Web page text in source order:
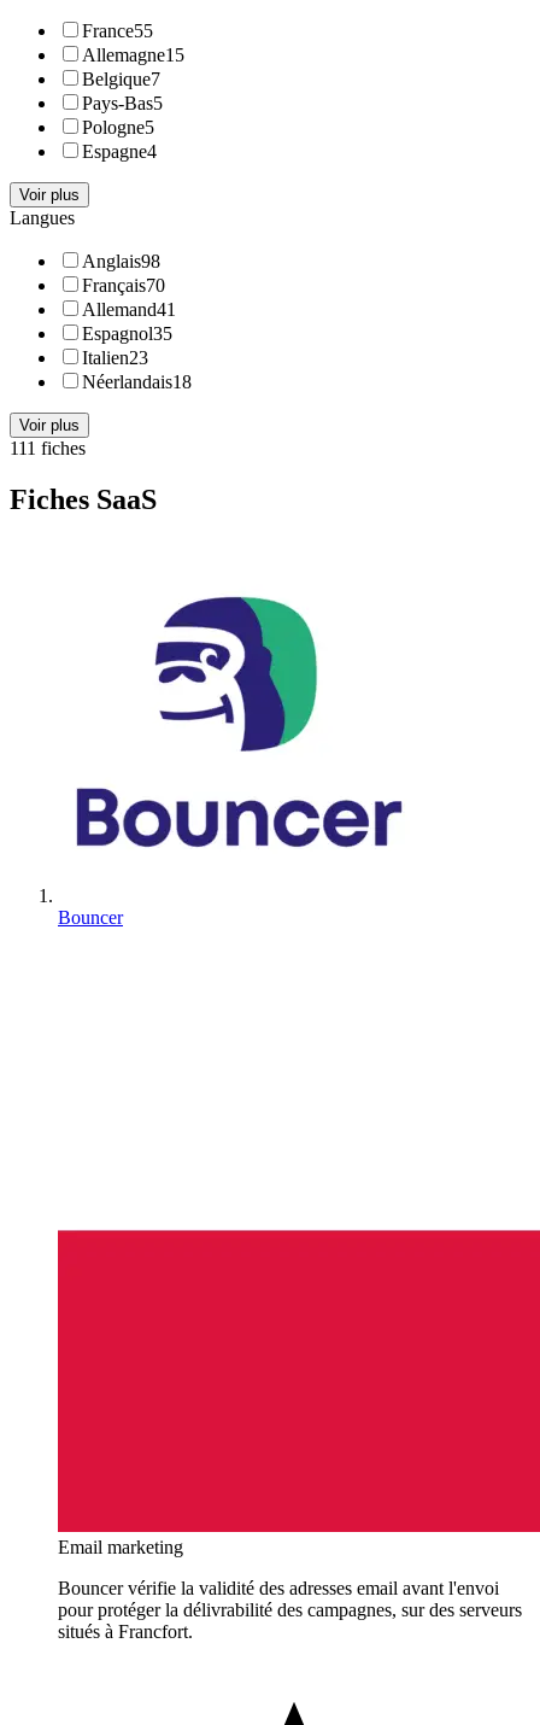
France55
Allemagne15
Belgique7
Pays-Bas5
Pologne5
Espagne4
Voir plus
Langues
Anglais98
Français70
Allemand41
Espagnol35
Italien23
Néerlandais18
Voir plus
111 fiches
Fiches SaaS
Bouncer
Email marketing
Bouncer vérifie la validité des adresses email avant l'envoi
pour protéger la délivrabilité des campagnes, sur des serveurs
situés à Francfort.